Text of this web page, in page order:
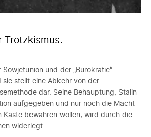
Trotzkismus.
und der „Bürokratie“
stellt eine Abkehr von der
dar. Seine Behauptung, Stalin
aufgegeben und nur noch die Macht
Kaste bewahren wollen, wird durch die
widerlegt.